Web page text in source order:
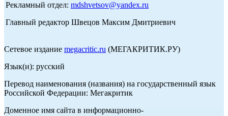
Рекламный отдел: mdshvetsov@yandex.ru
Главный редактор Швецов Максим Дмитриевич
Сетевое издание megacritic.ru (МЕГАКРИТИК.РУ)
Язык(и): русский
Перевод наименования (названия) на государственный язык
Российской Федерации: Мегакритик
Доменное имя сайта в информационно-